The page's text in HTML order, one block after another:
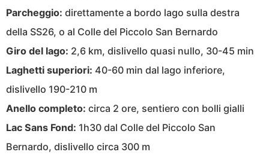
Parcheggio: direttamente a bordo lago sulla destra
della SS26, o al Colle del Piccolo San Bernardo
Giro del lago: 2,6 km, dislivello quasi nullo, 30-45 min
Laghetti superiori: 40-60 min dal lago inferiore,
dislivello 190-210 m
Anello completo: circa 2 ore, sentiero con bolli gialli
Lac Sans Fond: 1h30 dal Colle del Piccolo San
Bernardo, dislivello circa 300 m